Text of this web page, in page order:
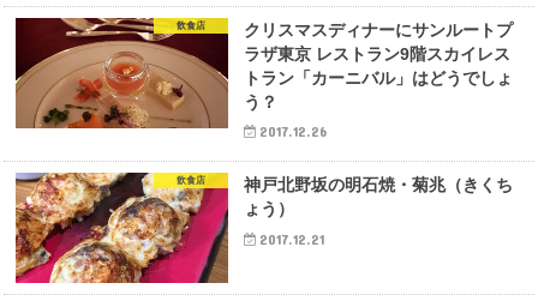
飲食店
クリスマスディナーにサンルートプ
ラザ東京 レストラン9階スカイレス
トラン「カーニバル」はどうでしょ
う？
2017.12.26
飲食店
神戸北野坂の明石焼・菊兆（きくち
ょう）
2017.12.21